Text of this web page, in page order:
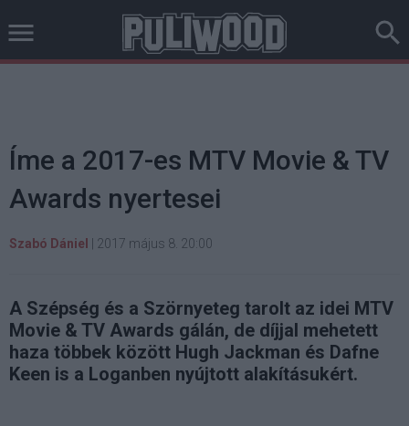
Íme a 2017-es MTV Movie & TV
Awards nyertesei
Szabó Dániel 2017 május 8. 20:00
A Szépség és a Szörnyeteg tarolt az idei MTV
Movie & TV Awards gálán, de díjjal mehetett
haza többek között Hugh Jackman és Dafne
Keen is a Loganben nyújtott alakításukért.